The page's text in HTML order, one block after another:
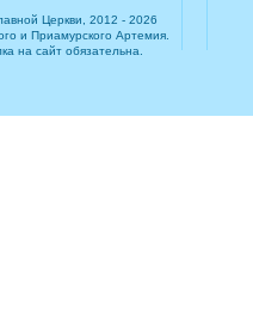
Церкви, 2012 - 2026
и Приамурского Артемия.
на сайт обязательна.